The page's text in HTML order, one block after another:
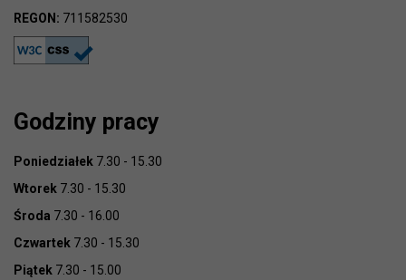
REGON: 711582530
Godziny pracy
Poniedziałek 7.30 - 15.30
Wtorek 7.30 - 15.30
Środa 7.30 - 16.00
Czwartek 7.30 - 15.30
Piątek 7.30 - 15.00